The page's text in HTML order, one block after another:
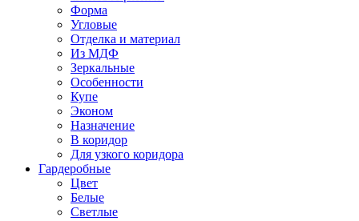
Форма
Угловые
Отделка и материал
Из МДФ
Зеркальные
Особенности
Купе
Эконом
Назначение
В коридор
Для узкого коридора
Гардеробные
Цвет
Белые
Светлые